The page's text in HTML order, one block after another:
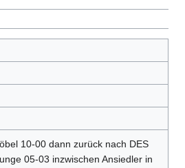
10-00 dann zurück nach DES
05-03 inzwischen Ansiedler in